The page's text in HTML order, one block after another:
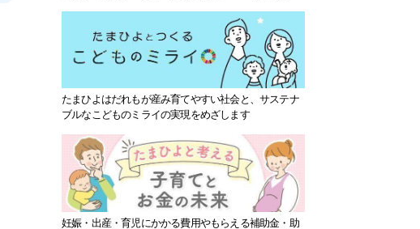
たまひよはだれもが産み育てやすい社会と、サステナ
ブルなこどものミライの実現をめざします
妊娠・出産・育児にかかる費用やもらえる補助金・助